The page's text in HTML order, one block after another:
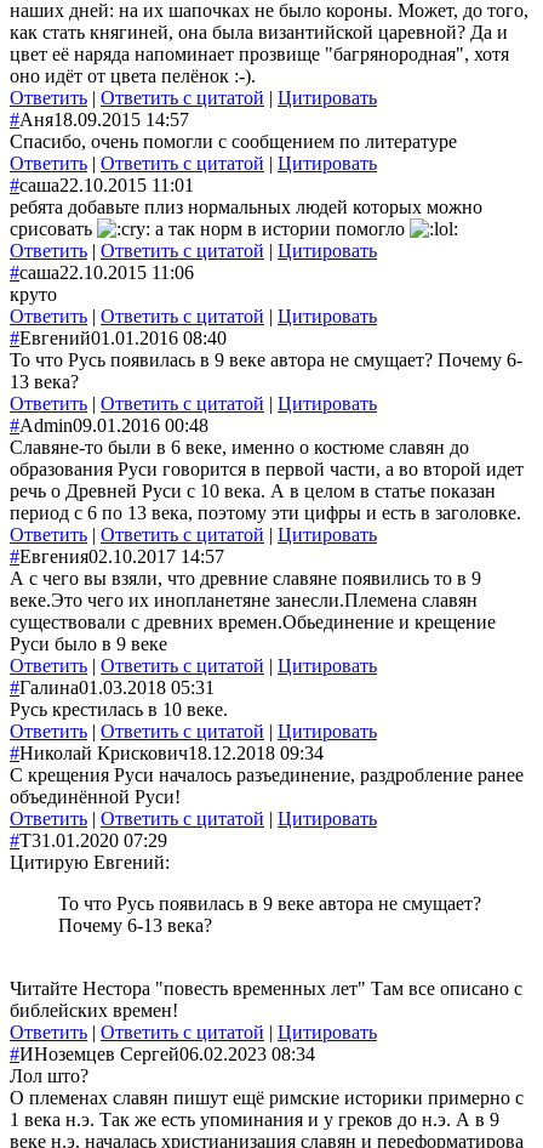
наших дней: на их шапочках не было короны. Может, до того,
как стать княгиней, она была византийской царевной? Да и
цвет её наряда напоминает прозвище "багрянородная", хотя
оно идёт от цвета пелёнок :-).
Ответить | Ответить с цитатой | Цитировать
#Аня18.09.2015 14:57
Спасибо, очень помогли с сообщением по литературе
Ответить | Ответить с цитатой | Цитировать
#саша22.10.2015 11:01
ребята добавьте плиз нормальных людей которых можно
срисовать
а так норм в истории помогло
Ответить | Ответить с цитатой | Цитировать
#саша22.10.2015 11:06
круто
Ответить | Ответить с цитатой | Цитировать
#Евгений01.01.2016 08:40
То что Русь появилась в 9 веке автора не смущает? Почему 6-
13 века?
Ответить | Ответить с цитатой | Цитировать
#Admin09.01.2016 00:48
Славяне-то были в 6 веке, именно о костюме славян до
образования Руси говорится в первой части, а во второй идет
речь о Древней Руси с 10 века. А в целом в статье показан
период с 6 по 13 века, поэтому эти цифры и есть в заголовке.
Ответить | Ответить с цитатой | Цитировать
#Евгения02.10.2017 14:57
А с чего вы взяли, что древние славяне появились то в 9
веке.Это чего их инопланетяне занесли.Племена славян
существовали с древних времен.Обьединение и крещение
Руси было в 9 веке
Ответить | Ответить с цитатой | Цитировать
#Галина01.03.2018 05:31
Русь крестилась в 10 веке.
Ответить | Ответить с цитатой | Цитировать
#Николай Крискович18.12.2018 09:34
С крещения Руси началось разъединение, раздробление ранее
объединённой Руси!
Ответить | Ответить с цитатой | Цитировать
#Т31.01.2020 07:29
Цитирую Евгений:
То что Русь появилась в 9 веке автора не смущает?
Почему 6-13 века?
Читайте Нестора "повесть временных лет" Там все описано с
библейских времен!
Ответить | Ответить с цитатой | Цитировать
#ИНоземцев Сергей06.02.2023 08:34
Лол што?
О племенах славян пишут ещё римские историки примерно с
1 века н.э. Так же есть упоминания и у греков до н.э. А в 9
веке н.э. началась христианизация славян и переформатирова